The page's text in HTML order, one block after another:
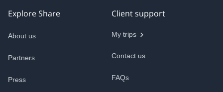
Explore Share
About us
Partners
Press
Client support
My trips
Contact us
FAQs